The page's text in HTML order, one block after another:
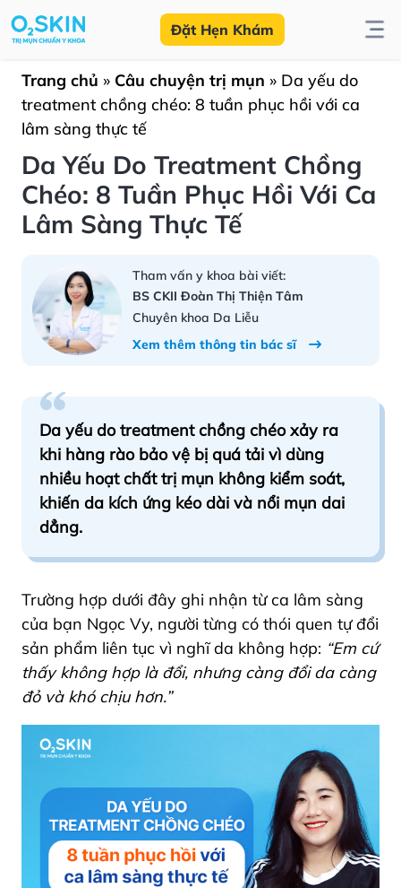
Đặt Hẹn Khám
Trang chủ » Câu chuyện trị mụn » Da yếu do
treatment chồng chéo: 8 tuần phục hồi với ca
lâm sàng thực tế
Da Yếu Do Treatment Chồng
Chéo: 8 Tuần Phục Hồi Với Ca
Lâm Sàng Thực Tế
Tham vấn y khoa bài viết:
BS CKII Đoàn Thị Thiện Tâm
Chuyên khoa Da Liễu
Xem thêm thông tin bác sĩ
Da yếu do treatment chồng chéo xảy ra
khi hàng rào bảo vệ bị quá tải vì dùng
nhiều hoạt chất trị mụn không kiểm soát,
khiến da kích ứng kéo dài và nổi mụn dai
dẳng.
Trường hợp dưới đây ghi nhận từ ca lâm sàng
của bạn Ngọc Vy, người từng có thói quen tự đổi
sản phẩm liên tục vì nghĩ da không hợp: “Em cứ
thấy không hợp là đổi, nhưng càng đổi da càng
đỏ và khó chịu hơn.”